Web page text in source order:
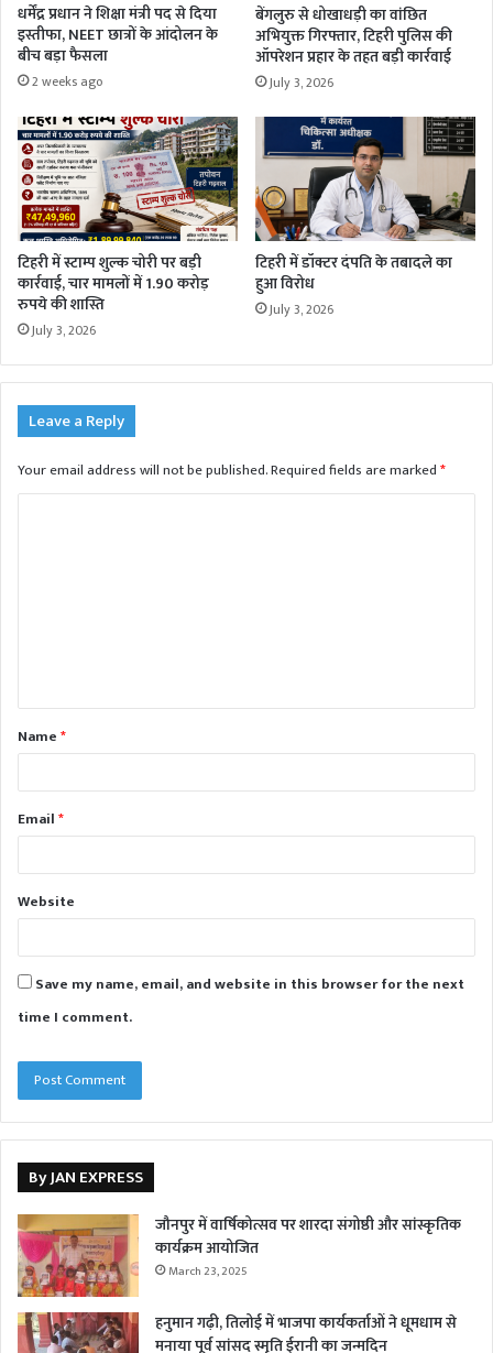
धर्मेंद्र प्रधान ने शिक्षा मंत्री पद से दिया
इस्तीफा, NEET छात्रों के आंदोलन के
बीच बड़ा फैसला
2 weeks ago
बेंगलुरु से धोखाधड़ी का वांछित
अभियुक्त गिरफ्तार, टिहरी पुलिस की
ऑपरेशन प्रहार के तहत बड़ी कार्रवाई
July 3, 2026
टिहरी में स्टाम्प शुल्क चोरी पर बड़ी
कार्रवाई, चार मामलों में 1.90 करोड़
रुपये की शास्ति
July 3, 2026
टिहरी में डॉक्टर दंपति के तबादले का
हुआ विरोध
July 3, 2026
Leave a Reply
Your email address will not be published.Required fields are marked*
t
*Name*
Email*
Website
Save my name, email, and website in this browser for the next
time I comment.
By JAN EXPRESS
जौनपुर में वार्षिकोत्सव पर शारदा संगोष्ठी और सांस्कृतिक
कार्यक्रम आयोजित
March 23, 2025
हनुमान गढ़ी, तिलोई में भाजपा कार्यकर्ताओं ने धूमधाम से
मनाया पूर्व सांसद स्मृति ईरानी का जन्मदिन